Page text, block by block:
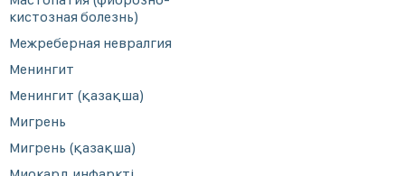
кистозная болезнь)
Межреберная невралгия
Менингит
Менингит (қазақша)
Мигрень
Мигрень (қазақша)